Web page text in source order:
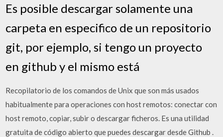
Es posible descargar solamente una
carpeta en especifico de un repositorio
git, por ejemplo, si tengo un proyecto
en github y el mismo está
Recopilatorio de los comandos de Unix que son más usados
habitualmente para operaciones con host remotos: conectar con
host remoto, copiar, subir o descargar ficheros. Es una utilidad
gratuita de código abierto que puedes descargar desde Github .